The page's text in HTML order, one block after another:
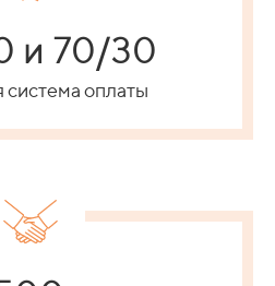
и 70/30
система оплаты